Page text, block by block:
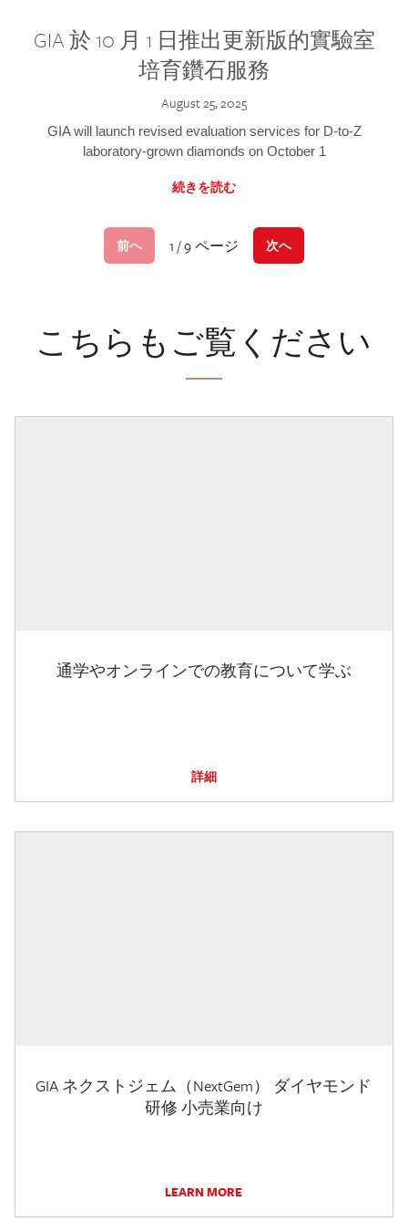
GIA 於 10 月 1 日推出更新版的實驗室
培育鑽石服務
August 25, 2025
GIA will launch revised evaluation services for D-to-Z
laboratory-grown diamonds on October 1
続きを読む
前へ 1 / 9 ページ 次へ
こちらもご覧ください
通学やオンラインでの教育について学ぶ
詳細
GIA ネクストジェム（NextGem） ダイヤモンド
研修 小売業向け
LEARN MORE